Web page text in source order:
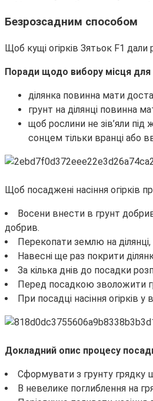
Безрозсадним способом
Щоб кущі огірків Зятьок F1 дали
Поради щодо вибору місця для
ділянка повинна мати
грунт на ділянці повинна
щоб рослини не зів’яли
сонцем тільки вранці або
Щоб посаджені насіння огірків
Восени внести в грунт
добрив.
Перекопати землю на
Навесні ще раз покрити
За кілька днів до посадки
Перед посадкою зволожити
При посадці насіння огірків
Докладний опис процесу
Сформувати з грунту
В невелике поглиблення на